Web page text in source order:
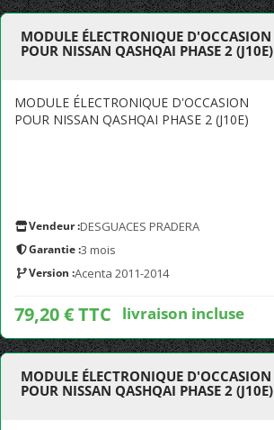
MODULE ÉLECTRONIQUE D'OCCASION
POUR NISSAN QASHQAI PHASE 2 (J10E)
MODULE ÉLECTRONIQUE D'OCCASION
POUR NISSAN QASHQAI PHASE 2 (J10E)
Vendeur :DESGUACES PRADERA
Garantie :3 mois
Version :Acenta 2011-2014
79,20 € TTC livraison incluse
MODULE ÉLECTRONIQUE D'OCCASION
POUR NISSAN QASHQAI PHASE 2 (J10E)